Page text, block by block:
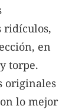
ridículos,
en
torpe.
originales
lo mejor